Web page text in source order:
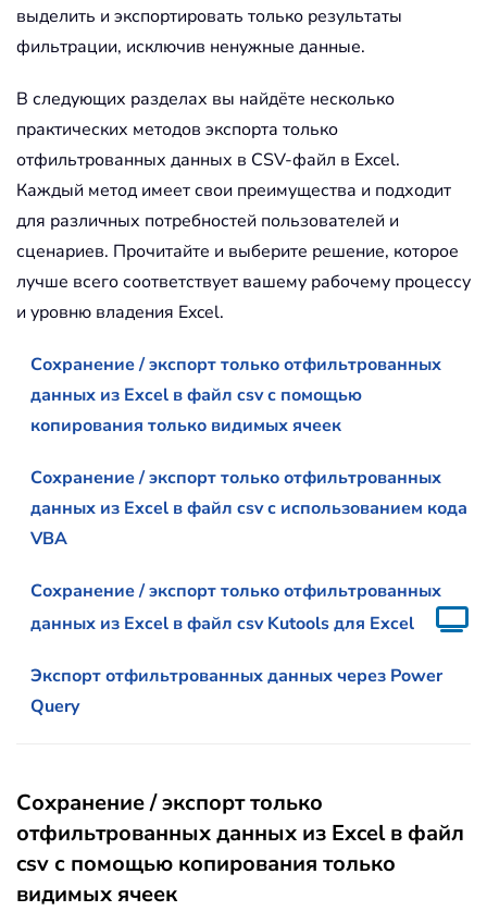
выделить и экспортировать только результаты
фильтрации, исключив ненужные данные.
В следующих разделах вы найдёте несколько
практических методов экспорта только
отфильтрованных данных в CSV-файл в Excel.
Каждый метод имеет свои преимущества и подходит
для различных потребностей пользователей и
сценариев. Прочитайте и выберите решение, которое
лучше всего соответствует вашему рабочему процессу
и уровню владения Excel.
Сохранение / экспорт только отфильтрованных
данных из Excel в файл csv с помощью
копирования только видимых ячеек
Сохранение / экспорт только отфильтрованных
данных из Excel в файл csv с использованием кода
VBA
Сохранение / экспорт только отфильтрованных
данных из Excel в файл csv Kutools для Excel
Экспорт отфильтрованных данных через Power
Query
Сохранение / экспорт только
отфильтрованных данных из Excel в файл
csv с помощью копирования только
видимых ячеек